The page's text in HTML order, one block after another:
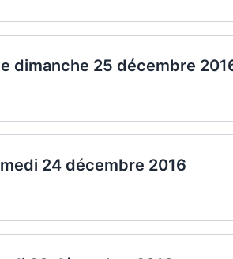
dimanche 25 décembre
24 décembre 2016